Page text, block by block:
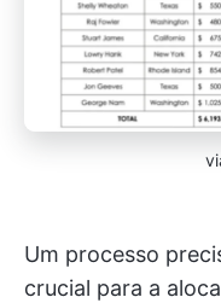
Um processo
crucial para a